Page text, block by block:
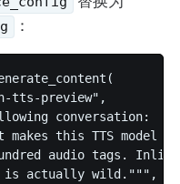
：
tts-preview",
conversation:
makes this TTS model
audio tags.
actually wild.""",